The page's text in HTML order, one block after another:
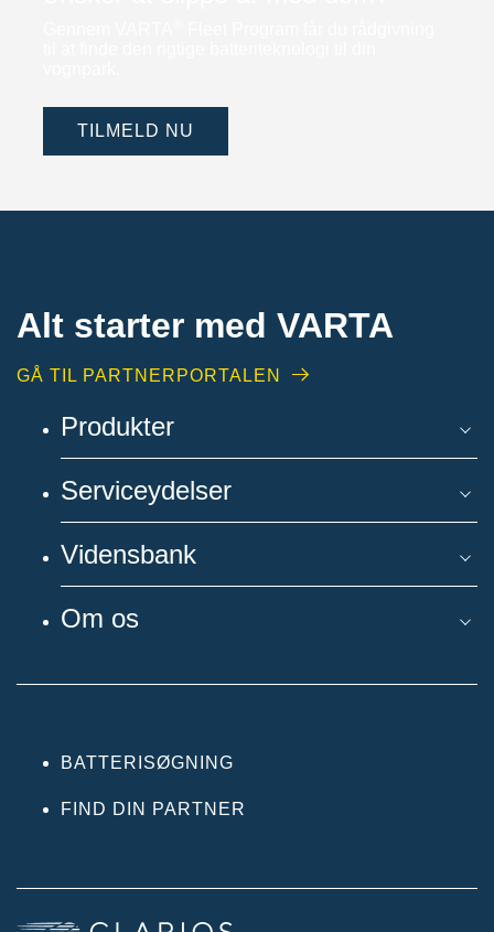
TILMELD NU
Alt starter med VARTA​
GÅ TIL PARTNERPORTALEN
Produkter
Serviceydelser
Vidensbank
Om os
BATTERISØGNING
FIND DIN PARTNER